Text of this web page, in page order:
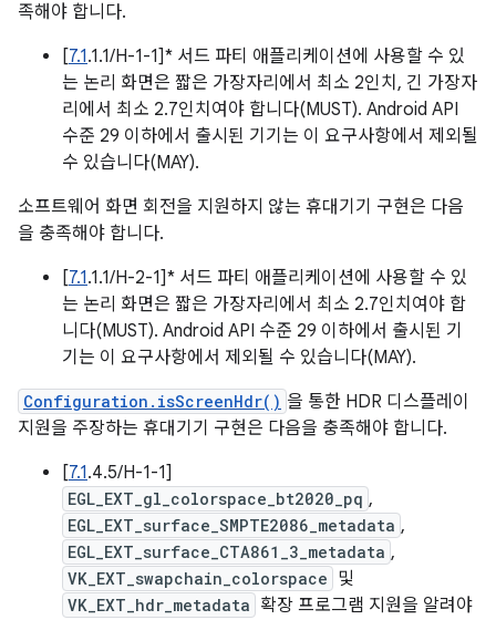
족해야 합니다.
[7.1.1.1/H-1-1]* 서드 파티 애플리케이션에 사용할 수 있
는 논리 화면은 짧은 가장자리에서 최소 2인치, 긴 가장자
리에서 최소 2.7인치여야 합니다(MUST). Android API
수준 29 이하에서 출시된 기기는 이 요구사항에서 제외될
수 있습니다(MAY).
소프트웨어 화면 회전을 지원하지 않는 휴대기기 구현은 다음
을 충족해야 합니다.
[7.1.1.1/H-2-1]* 서드 파티 애플리케이션에 사용할 수 있
는 논리 화면은 짧은 가장자리에서 최소 2.7인치여야 합
니다(MUST). Android API 수준 29 이하에서 출시된 기
기는 이 요구사항에서 제외될 수 있습니다(MAY).
Configuration.isScreenHdr() 을 통한 HDR 디스플레이
지원을 주장하는 휴대기기 구현은 다음을 충족해야 합니다.
[7.1.4.5/H-1-1]
EGL_EXT_gl_colorspace_bt2020_pq ,
EGL_EXT_surface_SMPTE2086_metadata ,
EGL_EXT_surface_CTA861_3_metadata ,
VK_EXT_swapchain_colorspace 및
VK_EXT_hdr_metadata 확장 프로그램 지원을 알려야